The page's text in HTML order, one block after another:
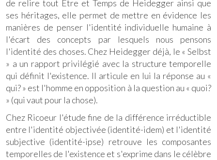
de relire tout Être et Temps de Heidegger ainsi que
ses héritages, elle permet de mettre en évidence les
manières de penser l'identité individuelle humaine à
l'écart des concepts par lesquels nous pensons
l'identité des choses. Chez Heidegger déjà, le « Selbst
» a un rapport privilégié avec la structure temporelle
qui définit l'existence. Il articule en lui la réponse au «
qui? » est l'homme en opposition à la question au « quoi?
» (qui vaut pour la chose).
Chez Ricoeur l'étude fine de la différence irréductible
entre l'identité objectivée (identité-idem) et l'identité
subjective (identité-ipse) retrouve les composantes
temporelles de l'existence et s'exprime dans le célèbre